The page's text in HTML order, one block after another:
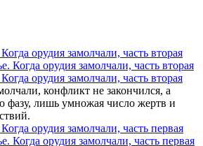
орудия замолчали, часть вторая
орудия замолчали, часть вторая
конфликт не закончился, а
фазу, лишь умножая число жертв и
орудия замолчали, часть первая